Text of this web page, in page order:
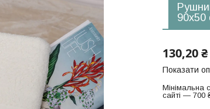
90х50
130,20 ₴
Показати
Мінімальна
сайті — 700